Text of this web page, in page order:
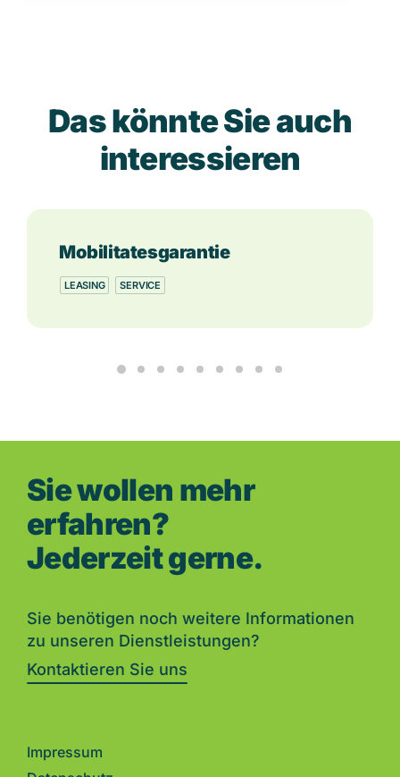
Das könnte Sie auch
interessieren
Mobilitatesgarantie
LEASING SERVICE
Sie wollen mehr
erfahren?
Jederzeit gerne.
Sie benötigen noch weitere Informationen
zu unseren Dienstleistungen?
Kontaktieren Sie uns
Impressum